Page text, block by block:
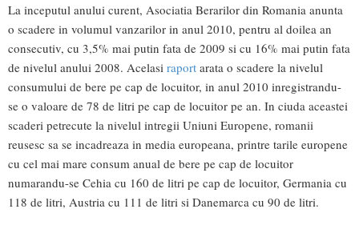
La inceputul anului curent, Asociatia Berarilor din Romania anunta
o scadere in volumul vanzarilor in anul 2010, pentru al doilea an
consecutiv, cu 3,5% mai putin fata de 2009 si cu 16% mai putin fata
de nivelul anului 2008. Acelasi raport arata o scadere la nivelul
consumului de bere pe cap de locuitor, in anul 2010 inregistrandu-
se o valoare de 78 de litri pe cap de locuitor pe an. In ciuda aceastei
scaderi petrecute la nivelul intregii Uniuni Europene, romanii
reusesc sa se incadreaza in media europeana, printre tarile europene
cu cel mai mare consum anual de bere pe cap de locuitor
numarandu-se Cehia cu 160 de litri pe cap de locuitor, Germania cu
118 de litri, Austria cu 111 de litri si Danemarca cu 90 de litri.